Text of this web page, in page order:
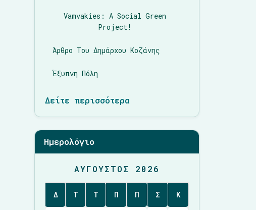
Vamvakies: A Social Green
Project!
Άρθρο Του Δημάρχου Κοζάνης
Έξυπνη Πόλη
Δείτε περισσότερα
Ημερολόγιο
ΑΎΓΟΥΣΤΟΣ 2026
Δ Τ Τ Π Π Σ Κ